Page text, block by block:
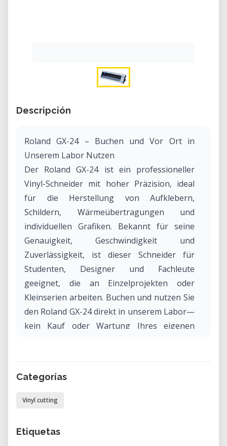
Descripción
Roland GX-24 – Buchen und Vor Ort in
Unserem Labor Nutzen
Der Roland GX-24 ist ein professioneller
Vinyl-Schneider mit hoher Präzision, ideal
für die Herstellung von Aufklebern,
Schildern, Wärmeübertragungen und
individuellen Grafiken. Bekannt für seine
Genauigkeit, Geschwindigkeit und
Zuverlässigkeit, ist dieser Schneider für
Studenten, Designer und Fachleute
geeignet, die an Einzelprojekten oder
Kleinserien arbeiten. Buchen und nutzen Sie
den Roland GX-24 direkt in unserem Labor—
kein Kauf oder Wartung Ihres eigenen
Schneider, der für das professionelle
Schneiden einer breiten Palette von
maximalen Schneidebreite von 22.9 Zoll (ca.
58 cm) bearbeitet er alles, von Klebevinyl bis
Categorías
Vinyl cutting
Etiquetas